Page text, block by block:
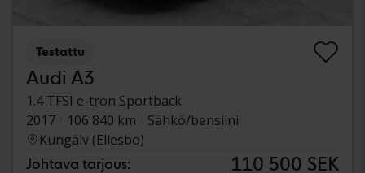
Testattu
Audi A3
1.4 TFSI e-tron Sportback
2017
106 840 km
Sähkö/bensiini
Kungälv (Ellesbo)
Johtava tarjous: 110 500 SEK